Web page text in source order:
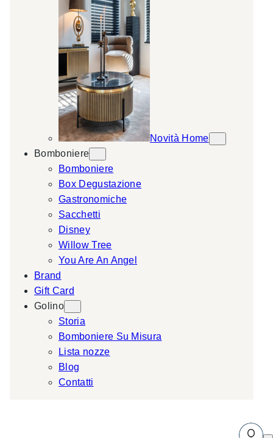
Novità Home
Bomboniere
Bomboniere
Box Degustazione
Gastronomiche
Sacchetti
Disney
Willow Tree
You Are An Angel
Brand
Gift Card
Golino
Storia
Bomboniere Su Misura
Lista nozze
Blog
Contatti